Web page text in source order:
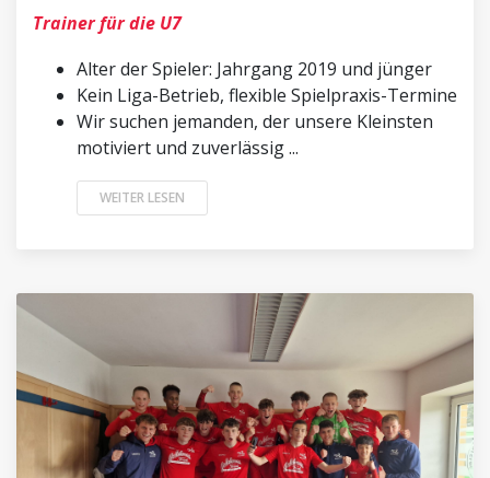
Trainer für die U7
Alter der Spieler: Jahrgang 2019 und jünger
Kein Liga-Betrieb, flexible Spielpraxis-Termine
Wir suchen jemanden, der unsere Kleinsten
motiviert und zuverlässig ...
WEITER LESEN